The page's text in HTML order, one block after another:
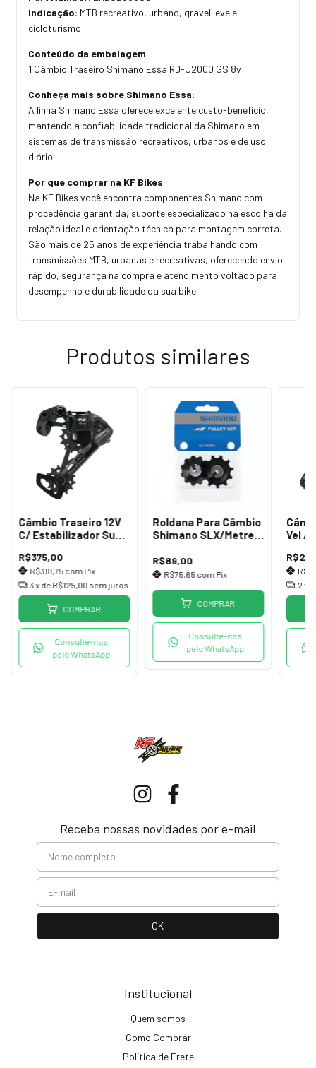
Indicação: MTB recreativo, urbano, gravel leve e
cicloturismo
Conteúdo da embalagem
1 Câmbio Traseiro Shimano Essa RD-U2000 GS 8v
Conheça mais sobre Shimano Essa:
A linha Shimano Essa oferece excelente custo-benefício,
mantendo a confiabilidade tradicional da Shimano em
sistemas de transmissão recreativos, urbanos e de uso
diário.
Por que comprar na KF Bikes
Na KF Bikes você encontra componentes Shimano com
procedência garantida, suporte especializado na escolha da
relação ideal e orientação técnica para montagem correta.
São mais de 25 anos de experiência trabalhando com
transmissões MTB, urbanas e recreativas, oferecendo envio
rápido, segurança na compra e atendimento voltado para
desempenho e durabilidade da sua bike.
Produtos similares
Câmbio Traseiro 12V
C/ Estabilizador Sun
R$375,00
R$318,75 com Pix
3x de R$125,00 sem juros
COMPRAR
Consulte-nos
pelo WhatsApp
Roldana Para Câmbio
Shimano SLX/Metrea
R$89,00
R$75,65 com Pix
COMPRAR
Consulte-nos
pelo WhatsApp
Vel
2 x
Receba nossas novidades por e-mail
Institucional
Quem somos
Como Comprar
Política de Frete